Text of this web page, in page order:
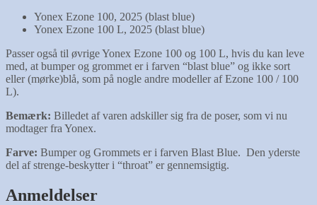
Yonex Ezone 100, 2025 (blast blue)
Yonex Ezone 100 L, 2025 (blast blue)
Passer også til øvrige Yonex Ezone 100 og 100 L, hvis du kan leve
med, at bumper og grommet er i farven “blast blue” og ikke sort
eller (mørke)blå, som på nogle andre modeller af Ezone 100 / 100
L).
Bemærk: Billedet af varen adskiller sig fra de poser, som vi nu
modtager fra Yonex.
Farve: Bumper og Grommets er i farven Blast Blue. Den yderste
del af strenge-beskytter i “throat” er gennemsigtig.
Anmeldelser